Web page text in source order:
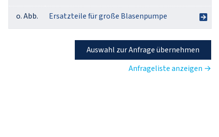
o. Abb. Ersatzteile für große Blasenpumpe
Auswahl zur Anfrage übernehmen
Anfrageliste anzeigen →